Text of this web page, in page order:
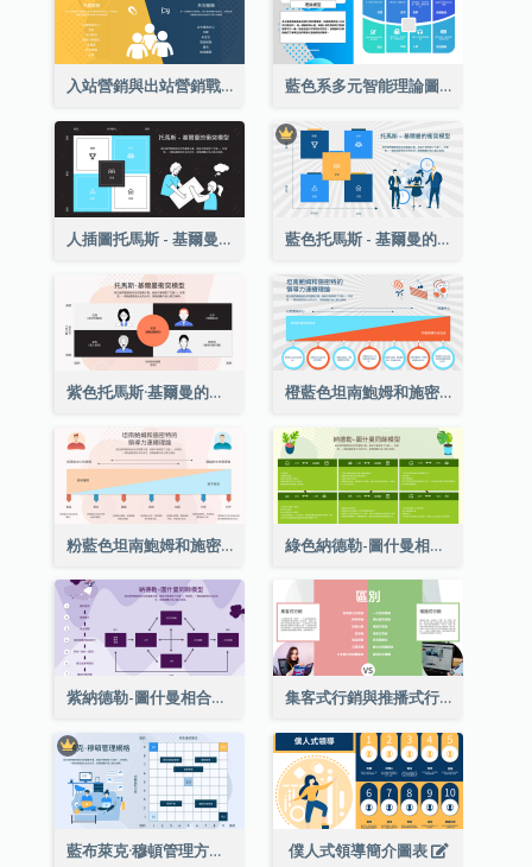
入站營銷與出站營銷戰略分析 藍色系多元智能理論圖表
人插圖托馬斯 - 基爾曼的衝突模型戰略分析 藍色托馬斯 - 基爾曼的衝突模型戰略分析
紫色托馬斯·基爾曼的衝突模型戰略分析 橙藍色坦南鮑姆和施密特的領導連續論戰略分析
粉藍色坦南鮑姆和施密特的領導連續論戰略分析 綠色納德勒-圖什曼相合型號戰略分析
紫納德勒-圖什曼相合型號戰略分析 集客式行銷與推播式行銷多項對比
藍布萊克·穆頓管理方格戰略分析 僕人式領導簡介圖表